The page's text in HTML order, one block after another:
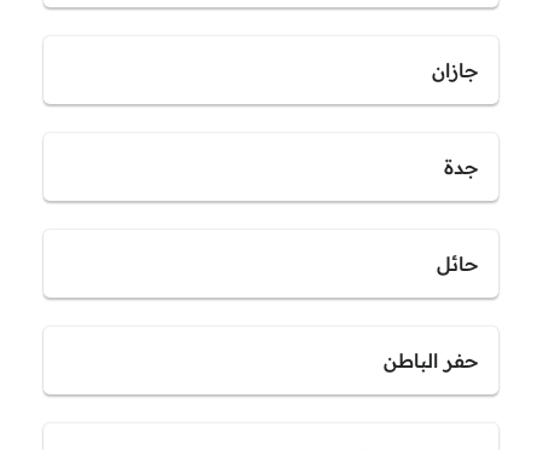
جازان
جدة
حائل
حفر الباطن